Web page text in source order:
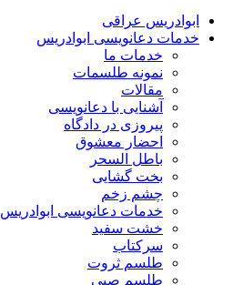
ابوادریس عراقی
خدمات دعانویسی ابوادریس
خدمات ما
نمونه طلسمات
مقالات
آشنایی با دعانویسی
پیروزی در دادگاه
احضار معشوق
باطل السحر
بخت گشایی
چشم زخم
خدمات دعانویسی ابوادریس
خشت سفید
سرکتاب
طلسم ثروت
طلسم صبی